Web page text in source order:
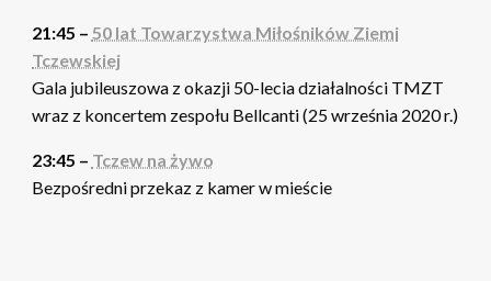
21:45 – 50 lat Towarzystwa Miłośników Ziemi
Tczewskiej
Gala jubileuszowa z okazji 50-lecia działalności TMZT
wraz z koncertem zespołu Bellcanti (25 września 2020 r.)
23:45 – Tczew na żywo
Bezpośredni przekaz z kamer w mieście